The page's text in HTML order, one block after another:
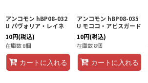
アンコモン hBP08-032
U パヴォリア・レイネ
10円(税込)
在庫数 8個
カートに入れる
アンコモン hBP08-035
U モココ・アビスガード
10円(税込)
在庫数 8個
カートに入れる